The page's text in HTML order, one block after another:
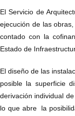
El Servicio de
ejecución de las
contado con la
Estado de
El diseño de las
posible la superficie
derivación individual
lo que abre la